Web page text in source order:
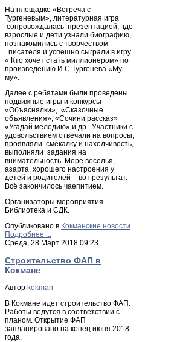
На площадке «Встреча с
Тургеневым», литературная игра
сопровождалась презентацией, где
взрослые и дети узнали биографию,
познакомились с творчеством
писателя и успешно сыграли в игру
« Кто хочет стать миллионером» по
произведению И.С.Тургенева «Му-
му».
Далее с ребятами были проведены
подвижные игры и конкурсы
«Объяснялки», «Сказочные
объявления», «Сочини рассказ»
«Угадай мелодию» и др. Участники с
удовольствием отвечали на вопросы,
проявляли смекалку и находчивость,
выполняли задания на
внимательность. Море веселья,
азарта, хорошего настроения у
детей и родителей – вот результат.
Всё закончилось чаепитием.
Организаторы мероприятия -
Библиотека и СДК.
Опубликовано в Кокманские новости
Подробнее ...
Среда, 28 Март 2018 09:23
Строительство ФАП в
Кокмане
Автор kokman
В Кокмане идет строительство ФАП.
Работы ведутся в соответствии с
планом. Открытие ФАП
запланировано на конец июня 2018
года.